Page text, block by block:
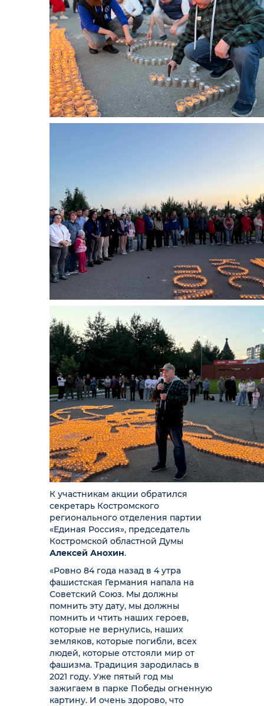
К участникам акции обратился
секретарь Костромского
регионального отделения партии
«Единая Россия», председатель
Костромской областной Думы
Алексей Анохин.
«Ровно 84 года назад в 4 утра
фашистская Германия напала на
Советский Союз. Мы должны
помнить эту дату, мы должны
помнить и чтить наших героев,
которые не вернулись, наших
земляков, которые погибли, всех
людей, которые отстояли мир от
фашизма. Традиция зародилась в
2021 году. Уже пятый год мы
зажигаем в парке Победы огненную
картину. И очень здорово, что